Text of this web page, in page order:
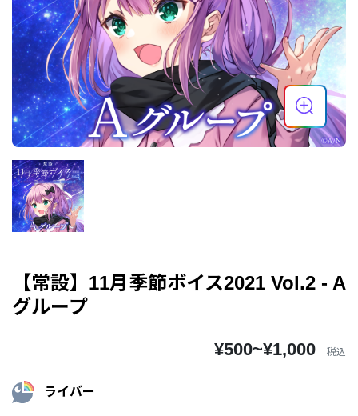
【常設】11月季節ボイス2021 Vol.2 - A
グループ
¥500~¥1,000 税込
ライバー